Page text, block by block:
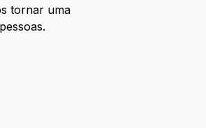
tornar uma